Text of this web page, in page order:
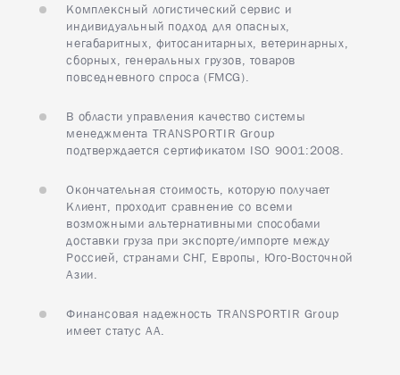
Комплексный логистический сервис и
индивидуальный подход для опасных,
негабаритных, фитосанитарных, ветеринарных,
сборных, генеральных грузов, товаров
повседневного спроса (FMCG).
В области управления качество системы
менеджмента TRANSPORTIR Group
подтверждается сертификатом ISO 9001:2008.
Окончательная стоимость, которую получает
Клиент, проходит сравнение со всеми
возможными альтернативными способами
доставки груза при экспорте/импорте между
Россией, странами СНГ, Европы, Юго-Восточной
Азии.
Финансовая надежность TRANSPORTIR Group
имеет статус АА.